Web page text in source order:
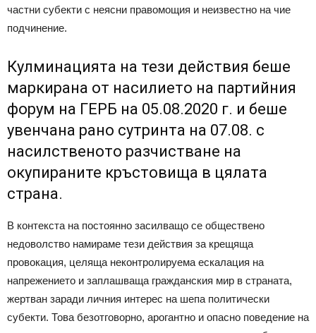
частни субекти с неясни правомощия и неизвестно на чие
подчинение.
Кулминацията на тези действия беше
маркирана от насилието на партийния
форум на ГЕРБ на 05.08.2020 г. и беше
увенчана рано сутринта на 07.08. с
насилственото разчистване на
окупираните кръстовища в цялата
страна.
В контекста на постоянно засилващо се обществено
недоволство намираме тези действия за крещяща
провокация, целяща неконтролируема ескалация на
напрежението и заплашваща гражданския мир в страната,
жертван заради личния интерес на шепа политически
субекти. Това безотговорно, арогантно и опасно поведение на